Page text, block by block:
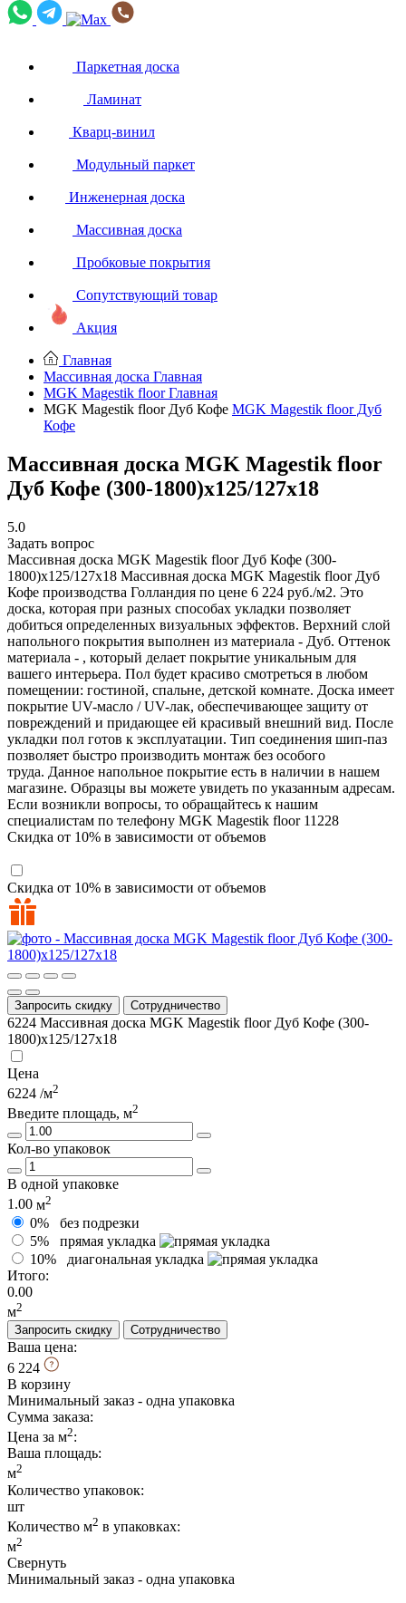
Паркетная доска
Ламинат
Кварц-винил
Модульный паркет
Инженерная доска
Массивная доска
Пробковые покрытия
Сопутствующий товар
Акция
Главная
Массивная доска Главная
MGK Magestik floor Главная
MGK Magestik floor Дуб Кофе MGK Magestik floor Дуб
Кофе
Массивная доска MGK Magestik floor
Дуб Кофе (300-1800)х125/127х18
5.0
Задать вопрос
Массивная доска MGK Magestik floor Дуб Кофе (300-
1800)х125/127х18 Массивная доска MGK Magestik floor Дуб
Кофе производства Голландия по цене 6 224 руб./м2. Это
доска, которая при разных способах укладки позволяет
добиться определенных визуальных эффектов. Верхний слой
напольного покрытия выполнен из материала - Дуб. Оттенок
материала - , который делает покрытие уникальным для
вашего интерьера. Пол будет красиво смотреться в любом
помещении: гостиной, спальне, детской комнате. Доска имеет
покрытие UV-масло / UV-лак, обеспечивающее защиту от
повреждений и придающее ей красивый внешний вид. После
укладки пол готов к эксплуатации. Тип соединения шип-паз
позволяет быстро производить монтаж без особого
труда. Данное напольное покрытие есть в наличии в нашем
магазине. Образцы вы можете увидеть по указанным адресам.
Если возникли вопросы, то обращайтесь к нашим
специалистам по телефону MGK Magestik floor 11228
Скидка от 10% в зависимости от объемов
Скидка от 10% в зависимости от объемов
Запросить скидку Сотрудничество
6224 Массивная доска MGK Magestik floor Дуб Кофе (300-
1800)х125/127х18
Цена
6224 /м2
Введите площадь, м2
Кол-во упаковок
В одной упаковке
1.00 м2
0% без подрезки
5% прямая укладка
10% диагональная укладка
Итого:
0.00
м2
Запросить скидку
Сотрудничество
Ваша цена:
6 224
В корзину
Минимальный заказ - одна упаковка
Сумма заказа:
Цена за м2:
Ваша площадь:
м2
Количество упаковок:
шт
Количество м2 в упаковках:
м2
Свернуть
Минимальный заказ - одна упаковка